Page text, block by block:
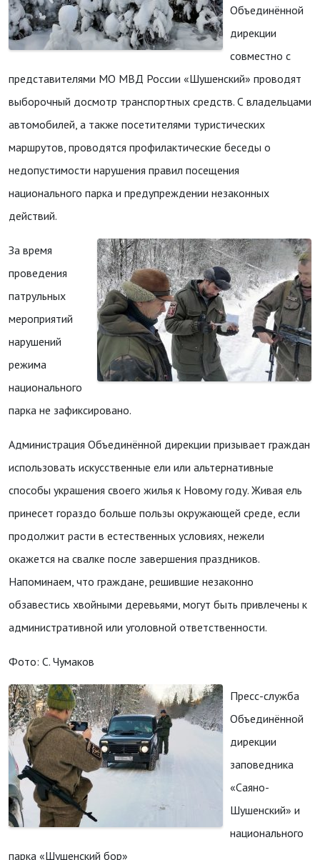
Объединённой
дирекции
совместно с
представителями МО МВД России «Шушенский» проводят
выборочный досмотр транспортных средств. С владельцами
автомобилей, а также посетителями туристических
маршрутов, проводятся профилактические беседы о
недопустимости нарушения правил посещения
национального парка и предупреждении незаконных
действий.
За время
проведения
патрульных
мероприятий
нарушений
режима
национального
парка не зафиксировано.
Администрация Объединённой дирекции призывает граждан
использовать искусственные ели или альтернативные
способы украшения своего жилья к Новому году. Живая ель
принесет гораздо больше пользы окружающей среде, если
продолжит расти в естественных условиях, нежели
окажется на свалке после завершения праздников.
Напоминаем, что граждане, решившие незаконно
обзавестись хвойными деревьями, могут быть привлечены к
административной или уголовной ответственности.
Фото: С. Чумаков
Пресс-служба
Объединённой
дирекции
заповедника
«Саяно-
Шушенский» и
национального
парка «Шушенский бор»